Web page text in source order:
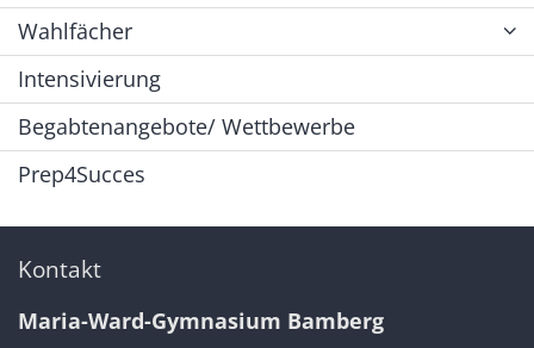
Wahlfächer
Intensivierung
Begabtenangebote/ Wettbewerbe
Prep4Succes
Kontakt
Maria-Ward-Gymnasium Bamberg